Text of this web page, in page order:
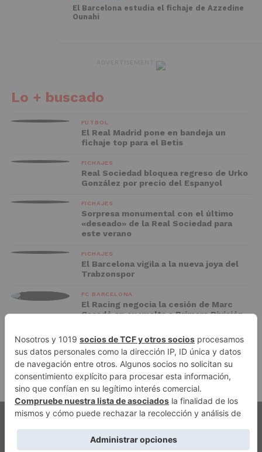
El Barcelona estudia el fichaje de Azzedine
Ounahi
Lo + buscado
FÚTBOL
El Real Madrid pone en bandeja un
fichaje top para el Betis
FICHAJES
Real Sociedad bloquea regreso de Urko
González por precio del Espanyol
FICHAJES
Sorpresa monumental con el último
«deseado» de la Real Sociedad para
este verano
FICHAJES
El Barcelona vigila a la nueva joya del
Trabzonspor
FC BARCELONA
El Racing negocia la cesión de Marc
Casadó en su vuelta a Primera División
ADVERTISEMENT
AVISO LEGAL POLÍTICA DE PRIVACIDAD